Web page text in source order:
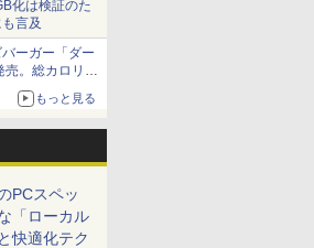
化は検証のた
言及
ーガー「ダー
売。総カロリー
もっと見る
PCスペッ
「ローカル
快適化テク